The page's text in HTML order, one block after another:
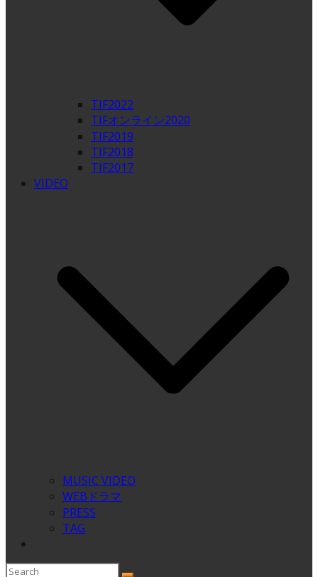
TIF2022
TIFオンライン2020
TIF2019
TIF2018
TIF2017
VIDEO
MUSIC VIDEO
WEBドラマ
PRESS
TAG